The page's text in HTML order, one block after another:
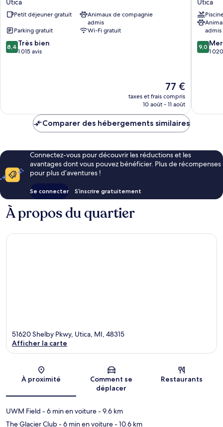
Wyndham
UticaPetit déjeuner gratuit
Animaux de compagnie
admis
Parking gratuit
Wi-Fi gratuit
8.4
sur
8,4 Très bien
1 015 avis
Le
nouveau
prix
de
77 €
taxes et frais compris
10 août - 11 août
Utica
Utica
admis
9.0
sur
9,0
1
Comparer des hébergements similaires
Connectez-vous pour découvrir les réductions et les
avantages dont vous pouvez bénéficier. Plus de récompenses
pour plus d’aventures !
Se connecter S’inscrire gratuitement
À propos du quartier
Carte
51620 Shelby Pkwy, Utica, MI, 48315
Afficher la carte
À proximité
Comment se
déplacer
Restaurants
UWM Field - 6 min en voiture- 9.6 km
The Glacier Club- 6 min en voiture- 10.6 km